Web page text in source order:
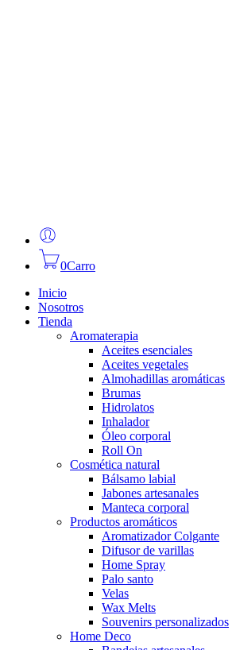
0Carro
Inicio
Nosotros
Tienda
Aromaterapia
Aceites esenciales
Aceites vegetales
Almohadillas aromáticas
Brumas
Hidrolatos
Inhalador
Óleo corporal
Roll On
Cosmética natural
Bálsamo labial
Jabones artesanales
Manteca corporal
Productos aromáticos
Aromatizador Colgante
Difusor de varillas
Home Spray
Palo santo
Velas
Wax Melts
Souvenirs personalizados
Home Deco